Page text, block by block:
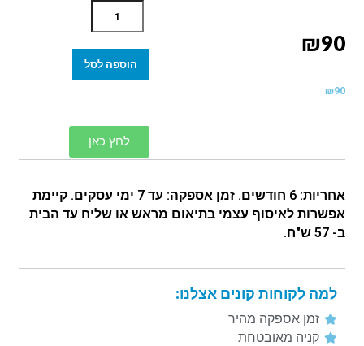
₪90
₪90
הוספה לסל
לחץ כאן
אחריות: 6 חודשים. זמן אספקה: עד 7 ימי עסקים. קיימת
אפשרות לאיסוף עצמי בתיאום מראש או שליח עד הבית
ב- 57 ש"ח.
למה לקוחות קונים אצלנו:
זמן אספקה מהיר
קניה מאובטחת